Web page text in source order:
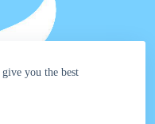
you the best